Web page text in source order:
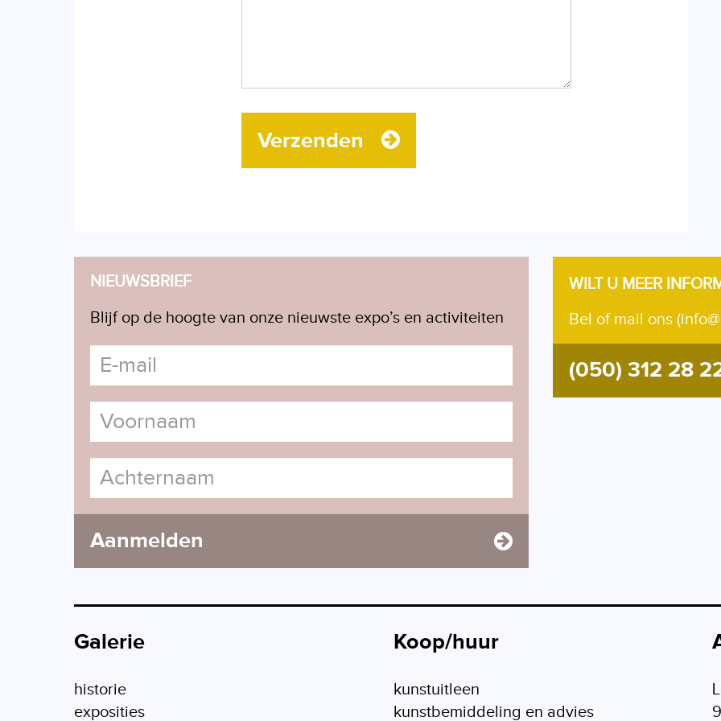
Verzenden
NIEUWSBRIEF
Blijf op de hoogte van onze nieuwste expo’s en activiteiten
Aanmelden
WILT U MEER
Bel of mail ons
(050) 312 28
Galerie
historie
exposities
Koop/huur
kunstuitleen
kunstbemiddeling en advies